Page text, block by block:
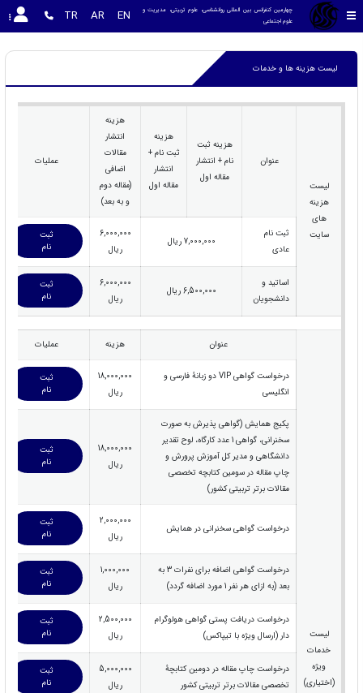
علوم اجتماعی
EN
AR
TR
لیست هزینه ها و خدمات
لیست
هزینه
های
سایت
عنوان
هزینه ثبت
نام + انتشار
مقاله اول
هزینه
ثبت نام +
انتشار
مقاله اول
هزینه
انتشار
مقالات
اضافی
(مقاله دوم
و به بعد)
عملیات
ثبت نام
عادی
7,000,000 ریال
6,000,000
ریال
ثبت
نام
اساتید و
دانشجویان
6,500,000 ریال
6,000,000
ریال
ثبت
نام
لیست
خدمات
ویژه
(اختیاری)
عنوان هزینه عملیات
درخواست گواهی VIP دو زبانۀ فارسی و
انگلیسی
18,000,000
ریال
ثبت
نام
پکیج همایش (گواهی پذیرش به صورت
سخنرانی، گواهی 1 عدد کارگاه، لوح تقدیر
دانشگاهی و مدیر کل آموزش پرورش و
چاپ مقاله در سومین کتابچه تخصصی
مقالات برتر تربیتی کشور)
18,000,000
ریال
ثبت
نام
درخواست گواهی سخنرانی در همایش
2,000,000
ریال
ثبت
نام
درخواست گواهی اضافه برای نفرات 3 به
بعد (به ازای هر نفر 1 مورد اضافه گردد)
1,000,000
ریال
ثبت
نام
درخواست دریافت پستی گواهی هولوگرام
دار (ارسال ویژه با تیپاکس)
2,500,000
ریال
ثبت
نام
درخواست چاپ مقاله در دومین کتابچۀ
تخصصی مقالات برتر تربیتی کشور
5,000,000
ریال
ثبت
نام